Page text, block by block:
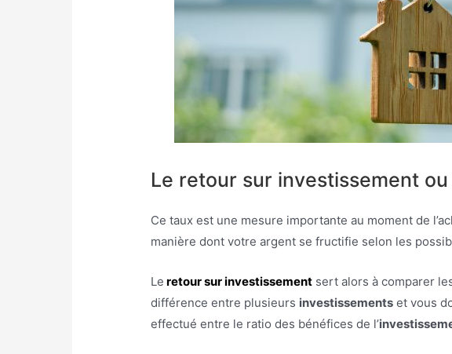
Le retour sur investissement
Ce taux est une mesure importante au moment de
manière dont votre argent se fructifie selon les
Le retour sur investissement sert alors à comparer
différence entre plusieurs investissements et vous
effectué entre le ratio des bénéfices de l’